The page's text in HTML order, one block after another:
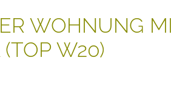
WOHNUNG
W20)